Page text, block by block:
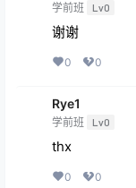
学前班 Lv0
谢谢
0 0
Rye1
学前班 Lv0
thx
0 0